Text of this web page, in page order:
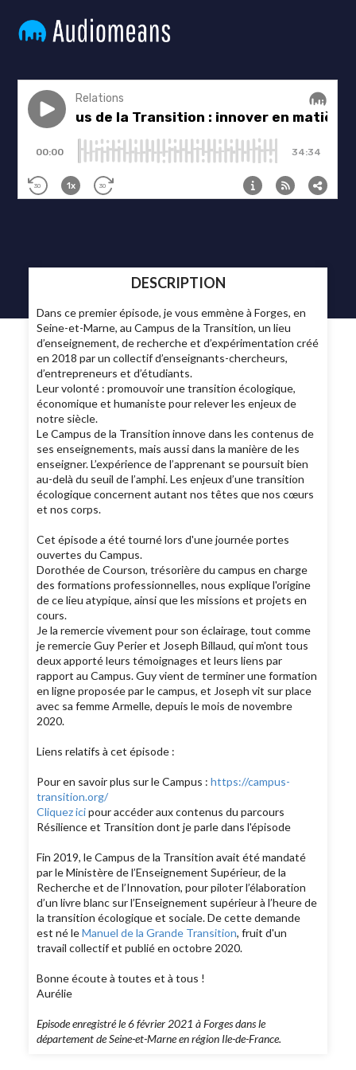
DESCRIPTION
Dans ce premier épisode, je vous emmène à Forges, en
Seine-et-Marne, au Campus de la Transition, un lieu
d’enseignement, de recherche et d’expérimentation créé
en 2018 par un collectif d’enseignants-chercheurs,
d’entrepreneurs et d’étudiants.
Leur volonté : promouvoir une transition écologique,
économique et humaniste pour relever les enjeux de
notre siècle.
Le Campus de la Transition innove dans les contenus de
ses enseignements, mais aussi dans la manière de les
enseigner. L’expérience de l’apprenant se poursuit bien
au-delà du seuil de l’amphi. Les enjeux d’une transition
écologique concernent autant nos têtes que nos cœurs
et nos corps.
Cet épisode a été tourné lors d'une journée portes
ouvertes du Campus.
Dorothée de Courson, trésorière du campus en charge
des formations professionnelles, nous explique l'origine
de ce lieu atypique, ainsi que les missions et projets en
cours.
Je la remercie vivement pour son éclairage, tout comme
je remercie Guy Perier et Joseph Billaud, qui m'ont tous
deux apporté leurs témoignages et leurs liens par
rapport au Campus. Guy vient de terminer une formation
en ligne proposée par le campus, et Joseph vit sur place
avec sa femme Armelle, depuis le mois de novembre
2020.
Liens relatifs à cet épisode :
Pour en savoir plus sur le Campus :https://campus-
transition.org/
Cliquez icipour accéder aux contenus du parcours
Résilience et Transition dont je parle dans l'épisode
Fin 2019, le Campus de la Transition avait été mandaté
par le Ministère de l’Enseignement Supérieur, de la
Recherche et de l’Innovation, pour piloter l’élaboration
d’un livre blanc sur l’Enseignement supérieur à l’heure de
la transition écologique et sociale. De cette demande
est né leManuel de la Grande Transition, fruit d'un
travail collectif et publié en octobre 2020.
Bonne écoute à toutes et à tous !
Aurélie
Episode enregistré le 6 février 2021 à Forges dans le
département de Seine-et-Marne en région Ile-de-France.